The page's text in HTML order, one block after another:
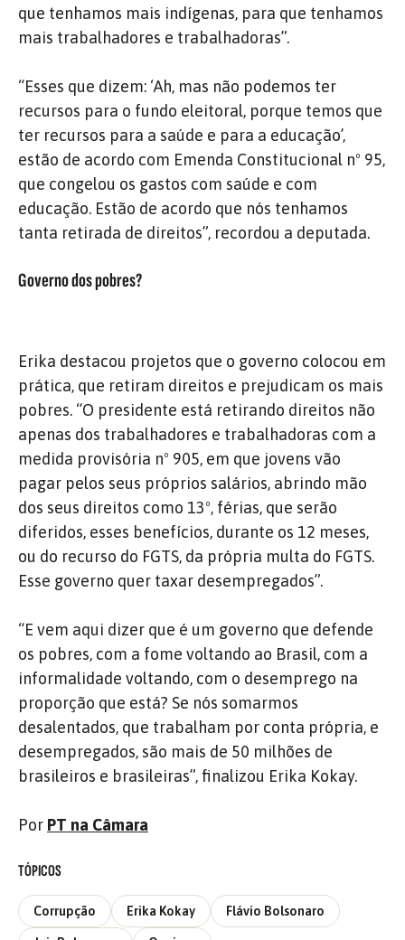
que tenhamos mais indígenas, para que tenhamos
mais trabalhadores e trabalhadoras”.
“Esses que dizem: ‘Ah, mas não podemos ter
recursos para o fundo eleitoral, porque temos que
ter recursos para a saúde e para a educação’,
estão de acordo com Emenda Constitucional nº 95,
que congelou os gastos com saúde e com
educação. Estão de acordo que nós tenhamos
tanta retirada de direitos”, recordou a deputada.
Governo dos pobres?
Erika destacou projetos que o governo colocou em
prática, que retiram direitos e prejudicam os mais
pobres. “O presidente está retirando direitos não
apenas dos trabalhadores e trabalhadoras com a
medida provisória nº 905, em que jovens vão
pagar pelos seus próprios salários, abrindo mão
dos seus direitos como 13º, férias, que serão
diferidos, esses benefícios, durante os 12 meses,
ou do recurso do FGTS, da própria multa do FGTS.
Esse governo quer taxar desempregados”.
“E vem aqui dizer que é um governo que defende
os pobres, com a fome voltando ao Brasil, com a
informalidade voltando, com o desemprego na
proporção que está? Se nós somarmos
desalentados, que trabalham por conta própria, e
desempregados, são mais de 50 milhões de
brasileiros e brasileiras”, finalizou Erika Kokay.
Por PT na Câmara
TÓPICOS
Corrupção Erika Kokay Flávio Bolsonaro